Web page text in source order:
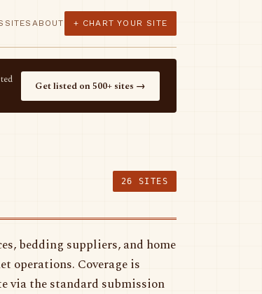
SITES ABOUT + CHART YOUR SITE
Get listed on 500+ sites →
26 SITES
bedding suppliers, and home
operations. Coverage is
via the standard submission